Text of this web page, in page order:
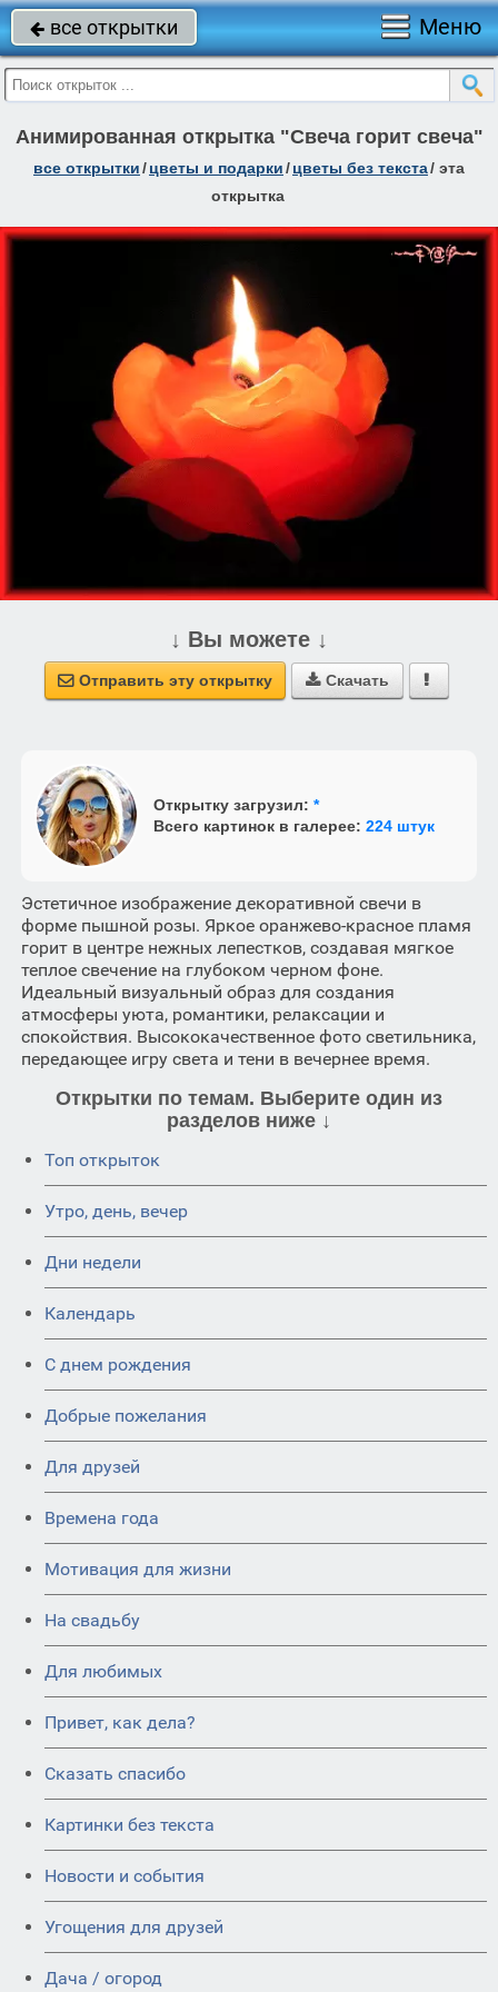
 все открытки Меню
Анимированная открытка "Свеча горит свеча"
все открытки/цветы и подарки/цветы без текста/ эта
открытка
↓ Вы можете ↓
 Отправить эту открытку  Скачать 
Открытку загрузил: *
Всего картинок в галерее: 224 штук
Эстетичное изображение декоративной свечи в
форме пышной розы. Яркое оранжево-красное пламя
горит в центре нежных лепестков, создавая мягкое
теплое свечение на глубоком черном фоне.
Идеальный визуальный образ для создания
атмосферы уюта, романтики, релаксации и
спокойствия. Высококачественное фото светильника,
передающее игру света и тени в вечернее время.
Открытки по темам. Выберите один из
разделов ниже ↓
Топ открыток
Утро, день, вечер
Дни недели
Календарь
C днем рождения
Добрые пожелания
Для друзей
Времена года
Мотивация для жизни
На свадьбу
Для любимых
Привет, как дела?
Сказать спасибо
Картинки без текста
Новости и события
Угощения для друзей
Дача / огород